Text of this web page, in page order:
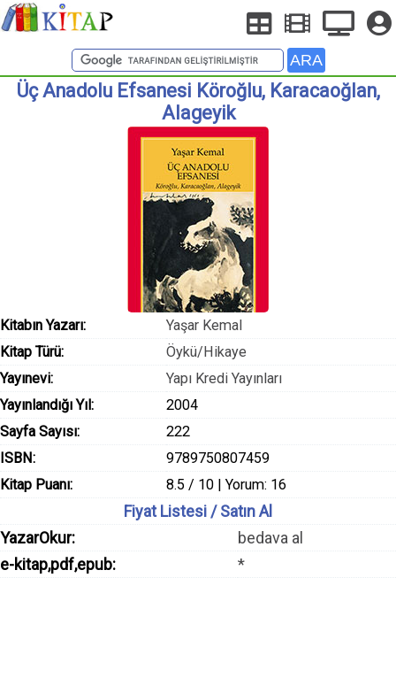
Üç Anadolu Efsanesi Köroğlu, Karacaoğlan,
Alageyik
Kitabın Yazarı:
Yaşar Kemal
Kitap Türü:
Öykü/Hikaye
Yayınevi:
Yapı Kredi Yayınları
Yayınlandığı Yıl:
2004
Sayfa Sayısı:
222
ISBN:
9789750807459
Kitap Puanı:
8.5 / 10 | Yorum: 16
Fiyat Listesi / Satın Al
YazarOkur:
bedava al
e-kitap,pdf,epub:
*